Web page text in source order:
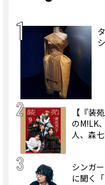
【『装
のM!LK
人、森
シンガ
に聞く